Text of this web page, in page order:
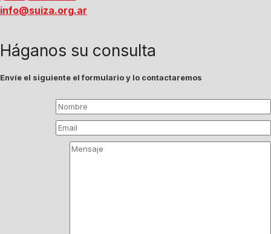
info@suiza.org.ar
Háganos su consulta
Envíe el siguiente el formulario y lo contactaremos